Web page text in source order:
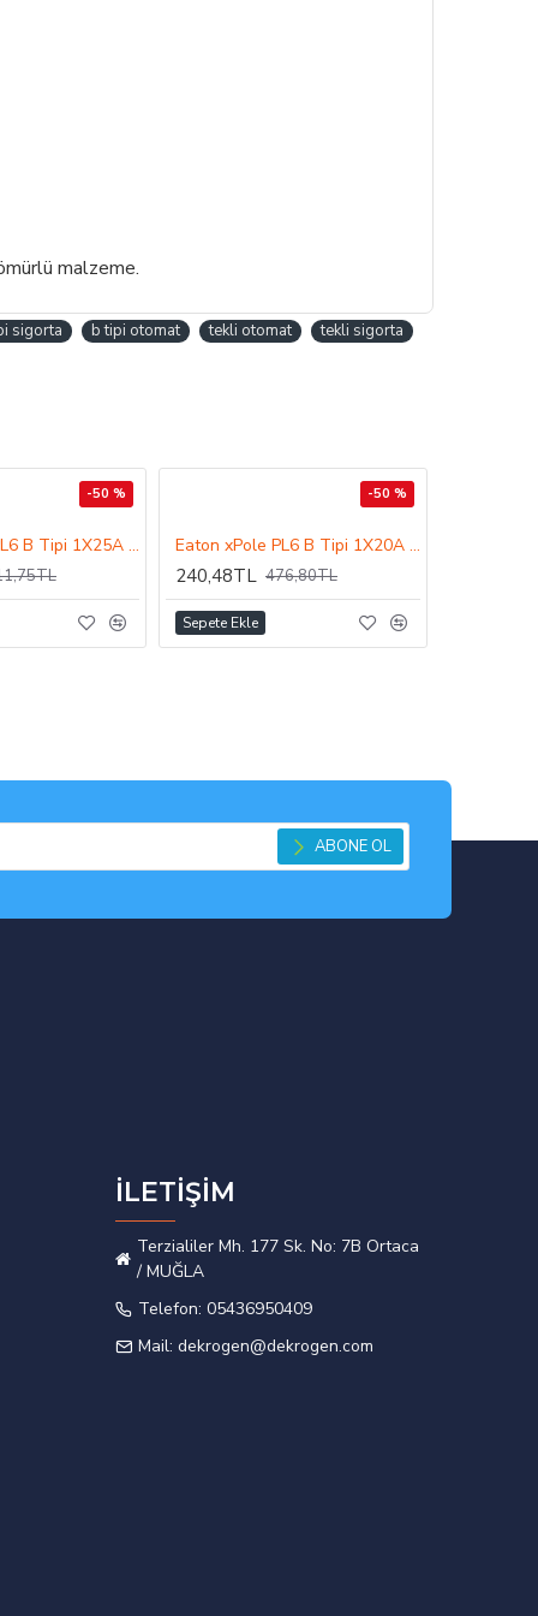
malzeme.
sigorta b tipi otomat tekli otomat tekli sigorta
-50 %
Eaton xPole PL6 B Tipi 1X25A 6kA Otomatik Sigorta
-50 %
Eaton xPole PL6 B Tipi 1X20A 6kA Otomatik Sigorta
240,48TL 476,80TL
Sepete Ekle
ABONE OL
İLETİŞİM
Terzialiler Mh. 177 Sk. No: 7B Ortaca
/ MUĞLA
Telefon: 05436950409
Mail: dekrogen@dekrogen.com